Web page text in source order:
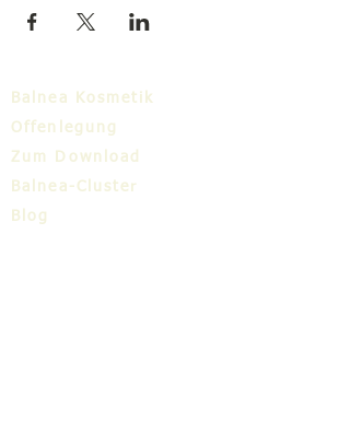
Balnea Kosmetik
Offenlegung
Zum Download
Balnea-Cluster
Blog